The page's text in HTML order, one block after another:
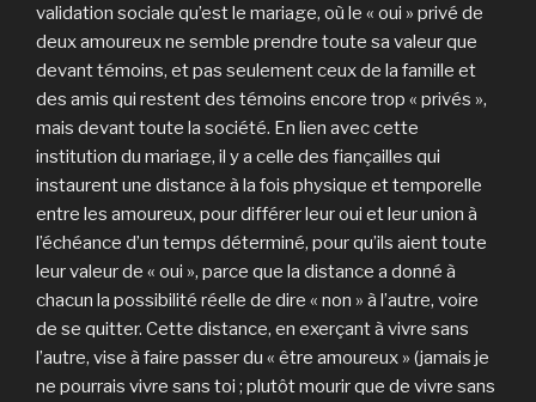
validation sociale qu’est le mariage, où le « oui » privé de
deux amoureux ne semble prendre toute sa valeur que
devant témoins, et pas seulement ceux de la famille et
des amis qui restent des témoins encore trop « privés »,
mais devant toute la société. En lien avec cette
institution du mariage, il y a celle des fiançailles qui
instaurent une distance à la fois physique et temporelle
entre les amoureux, pour différer leur oui et leur union à
l’échéance d’un temps déterminé, pour qu’ils aient toute
leur valeur de « oui », parce que la distance a donné à
chacun la possibilité réelle de dire « non » à l’autre, voire
de se quitter. Cette distance, en exerçant à vivre sans
l’autre, vise à faire passer du « être amoureux » (jamais je
ne pourrais vivre sans toi ; plutôt mourir que de vivre sans